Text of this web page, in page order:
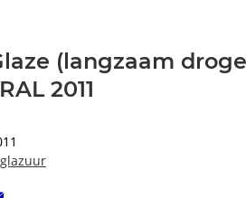
(langzaam
2011